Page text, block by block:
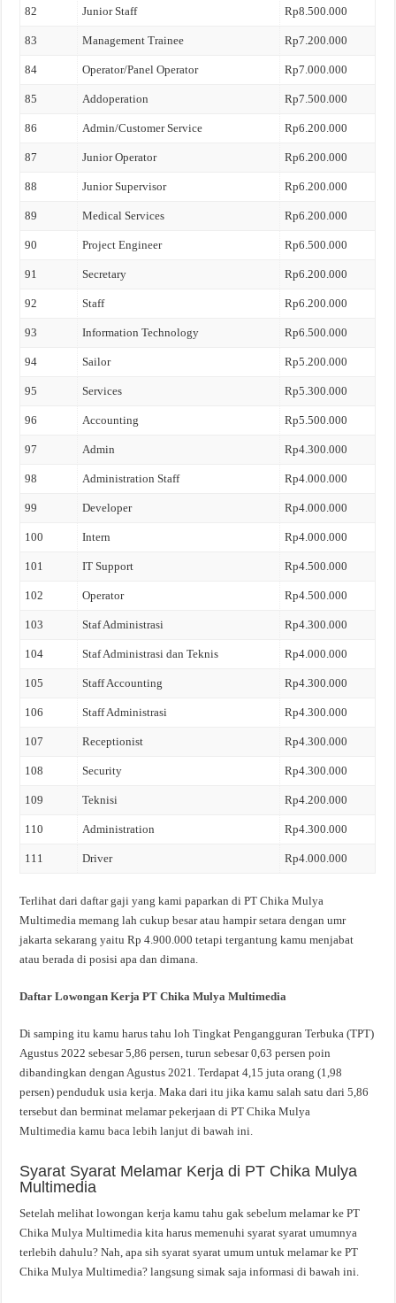
82 Junior Staff Rp8.500.000
83 Management Trainee Rp7.200.000
84 Operator/Panel Operator Rp7.000.000
85 Addoperation Rp7.500.000
86 Admin/Customer Service Rp6.200.000
87 Junior Operator Rp6.200.000
88 Junior Supervisor Rp6.200.000
89 Medical Services Rp6.200.000
90 Project Engineer Rp6.500.000
91 Secretary Rp6.200.000
92 Staff Rp6.200.000
93 Information Technology Rp6.500.000
94 Sailor Rp5.200.000
95 Services Rp5.300.000
96 Accounting Rp5.500.000
97 Admin Rp4.300.000
98 Administration Staff Rp4.000.000
99 Developer Rp4.000.000
100 Intern Rp4.000.000
101 IT Support Rp4.500.000
102 Operator Rp4.500.000
103 Staf Administrasi Rp4.300.000
104 Staf Administrasi dan Teknis Rp4.000.000
105 Staff Accounting Rp4.300.000
106 Staff Administrasi Rp4.300.000
107 Receptionist Rp4.300.000
108 Security Rp4.300.000
109 Teknisi Rp4.200.000
110 Administration Rp4.300.000
111 Driver Rp4.000.000
Terlihat dari daftar gaji yang kami paparkan di PT Chika Mulya
Multimedia memang lah cukup besar atau hampir setara dengan umr
jakarta sekarang yaitu Rp 4.900.000 tetapi tergantung kamu menjabat
atau berada di posisi apa dan dimana.
Daftar Lowongan Kerja PT Chika Mulya Multimedia
Di samping itu kamu harus tahu loh Tingkat Pengangguran Terbuka (TPT)
Agustus 2022 sebesar 5,86 persen, turun sebesar 0,63 persen poin
dibandingkan dengan Agustus 2021. Terdapat 4,15 juta orang (1,98
persen) penduduk usia kerja. Maka dari itu jika kamu salah satu dari 5,86
tersebut dan berminat melamar pekerjaan di PT Chika Mulya
Multimedia kamu baca lebih lanjut di bawah ini.
Syarat Syarat Melamar Kerja di PT Chika Mulya
Multimedia
Setelah melihat lowongan kerja kamu tahu gak sebelum melamar ke PT
Chika Mulya Multimedia kita harus memenuhi syarat syarat umumnya
terlebih dahulu? Nah, apa sih syarat syarat umum untuk melamar ke PT
Chika Mulya Multimedia? langsung simak saja informasi di bawah ini.